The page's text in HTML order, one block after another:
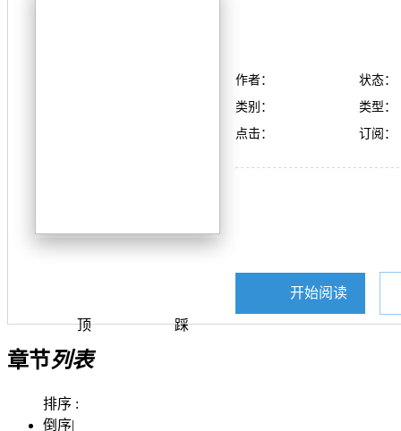
顶 踩
作者：
状态：
类别：
类型：
点击：
订阅：
开始阅读
章节列表
排序 :
倒序|